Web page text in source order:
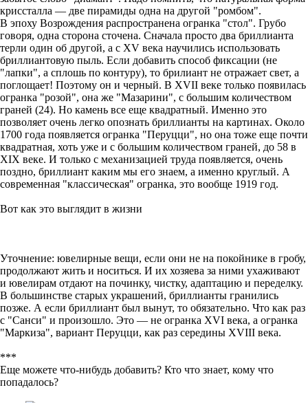
криссталла — две пирамиды одна на другой "ромбом".
В эпоху Возрождения распространена огранка "стол". Грубо
говоря, одна сторона сточена. Сначала просто два бриллианта
терли один об другой, а с XV века научились использовать
бриллиантовую пыль. Если добавить способ фиксации (не
"лапки", а сплошь по контуру), то брилиант не отражает свет, а
поглощает! Поэтому он и черный. В XVII веке только появилась
огранка "розой", она же "Мазарини", с большим количеством
граней (24). Но камень все еще квадратный. Именно это
позволяет очень легко опознать бриллианты на картинах. Около
1700 года появляется огранка "Перуцци", но она тоже еще почти
квадратная, хоть уже и с большим количеством граней, до 58 в
XIX веке. И только с механизацией труда появляется, очень
поздно, бриллиант каким мы его знаем, а именно круглый. А
современная "классическая" огранка, это вообще 1919 год.
Вот как это выглядит в жизни
Уточнение: ювелирные вещи, если они не на покойнике в гробу,
продолжают жить и носиться. И их хозяева за ними ухаживают
и ювелирам отдают на починку, чистку, адаптацию и переделку.
В большинстве старых украшений, бриллианты гранились
позже. А если бриллиант был вынут, то обязательно. Что как раз
с "Санси" и произошло. Это — не огранка XVI века, а огранка
"Маркиза", вариант Перуцци, как раз середины XVIII века.
***
Еще можете что-нибудь добавить? Кто что знает, кому что
попадалось?